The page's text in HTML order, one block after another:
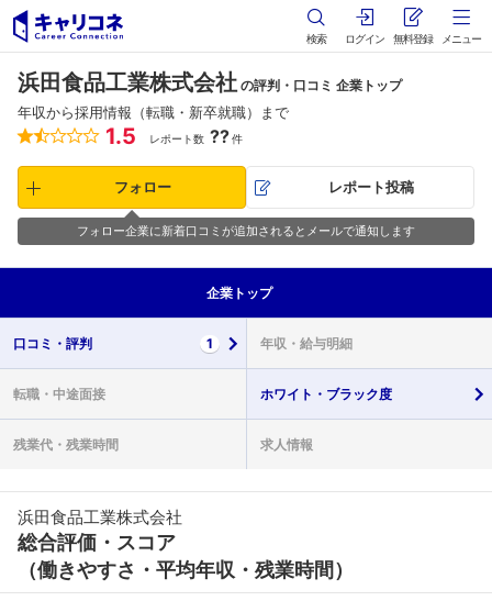
検索 ログイン 無料登録 メニュー
浜田食品工業株式会社 の評判・口コミ 企業トップ
年収から採用情報（転職・新卒就職）まで
1.5 レポート数 ??件
フォロー レポート投稿
フォロー企業に新着口コミが追加されるとメールで通知します
企業 トップ
口コミ・ 評判 1 年収・ 給与明細
転職・ 中途面接 ホワイト・ ブラック度
残業代・ 残業時間 求人情報
浜田食品工業株式会社
総合評価・スコア
（働きやすさ・平均年収・残業時間）